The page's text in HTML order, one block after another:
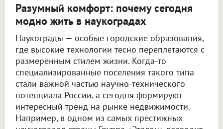
Разумный комфорт: почему сегодня
модно жить в наукоградах
Наукограды — особые городские образования,
где высокие технологии тесно переплетаются с
размеренным стилем жизни. Когда-то
специализированные поселения такого типа
стали важной частью научно-технического
потенциала России, а сегодня формируют
интересный тренд на рынке недвижимости.
Например, в одном из самых престижных